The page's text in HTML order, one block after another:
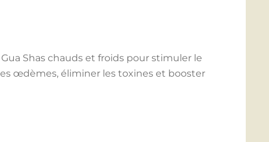
Shas chauds et froids pour stimuler le
œdèmes, éliminer les toxines et booster
apportant une relaxation profonde.